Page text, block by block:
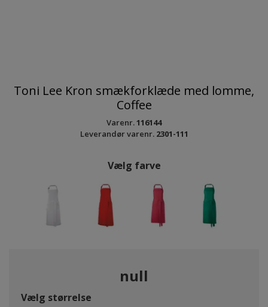
Toni Lee Kron smækforklæde med lomme,
Coffee
Varenr.116144
Leverandør varenr. 2301-111
Vælg farve
null
Vælg størrelse